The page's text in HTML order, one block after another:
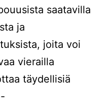
saatavilla
ja
joita voi
vierailla
täydellisiä